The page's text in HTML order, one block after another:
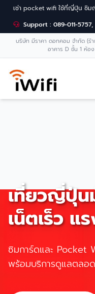
เช่า pocket wifi ใช้ที่ญี่ปุ่น ซิม
Support : 089-011-5757,
บริษัท มีราคา ดอทคอม จำกัด (
อาคาร D ชั้น 1 ห้
เที่ยวญี่ปุ่น
เน็ตเร็ว แ
ซิมการ์ดและ Pocket
พร้อมบริการดูแลตลอด